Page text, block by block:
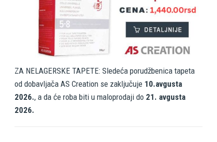
ZA NELAGERSKE TAPETE: Sledeća porudžbenica tapeta
od dobavljača AS Creation se zaključuje 10.avgusta
2026., a da će roba biti u maloprodaji do 21. avgusta
2026.